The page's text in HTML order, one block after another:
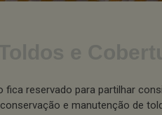
fica reservado para partilhar
e manutenção de